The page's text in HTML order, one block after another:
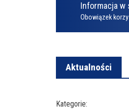
Informacja w
Obowiązek
Aktualności
Kategorie: